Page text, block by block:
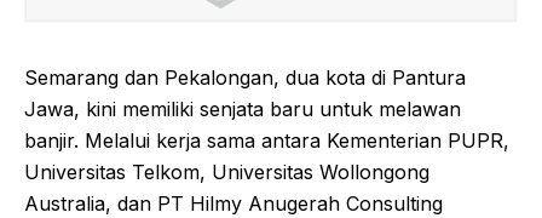
Semarang dan Pekalongan, dua kota di Pantura
Jawa, kini memiliki senjata baru untuk melawan
banjir. Melalui kerja sama antara Kementerian PUPR,
Universitas Telkom, Universitas Wollongong
Australia, dan PT Hilmy Anugerah Consulting